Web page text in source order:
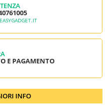
E PAGAMENTO
INFO